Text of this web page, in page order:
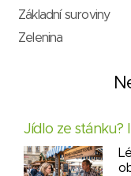
Základní suroviny
Zelenina
Jídlo ze stánku?